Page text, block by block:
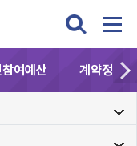
여예산 계약정보